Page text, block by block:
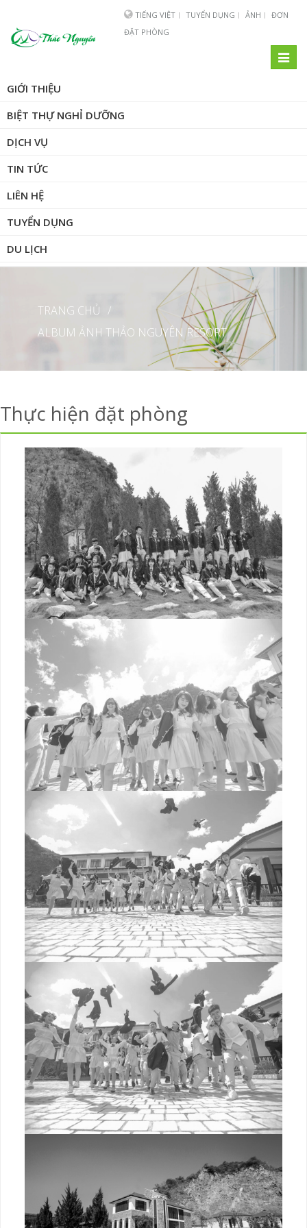
TIẾNG VIỆT TUYỂN DỤNG ẢNH
ĐƠN
ĐẶT PHÒNG
GIỚI THIỆU
BIỆT THỰ NGHỈ DƯỠNG
DỊCH VỤ
TIN TỨC
LIÊN HỆ
TUYỂN DỤNG
DU LỊCH
TRANG CHỦ /
ALBUM ẢNH THẢO NGUYÊN RESORT
Thực hiện đặt phòng